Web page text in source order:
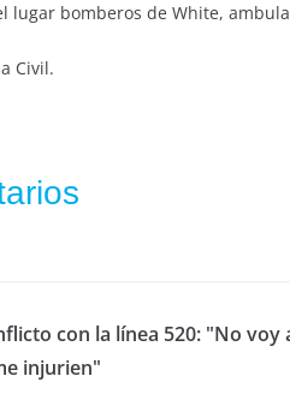
lugar bomberos de White,
Civil.
con la línea 520: "No voy
injurien"